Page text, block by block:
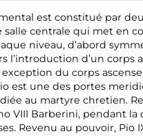
est constitué par
salle centrale qui met en
niveau, d’abord
l’introduction d’un
du corps
est une des portes
au martyre chretien.
VIII Barberini, pendant
Revenu au pouvoir,